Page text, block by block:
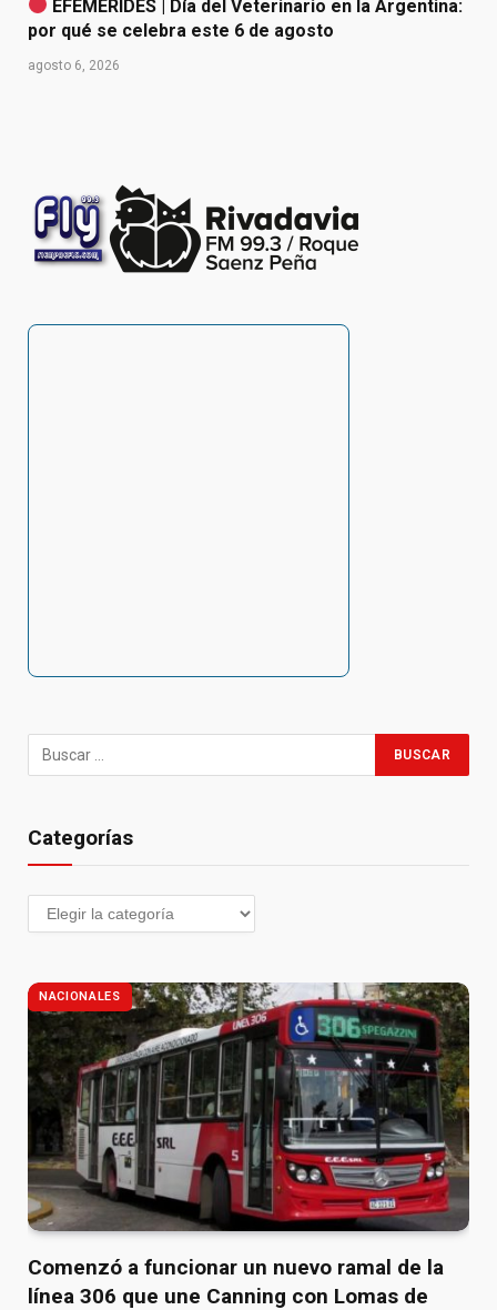
EFEMÉRIDES | Día del Veterinario en la Argentina:
por qué se celebra este 6 de agosto
agosto 6, 2026
Categorías
NACIONALES
Comenzó a funcionar un nuevo ramal de la
línea 306 que une Canning con Lomas de